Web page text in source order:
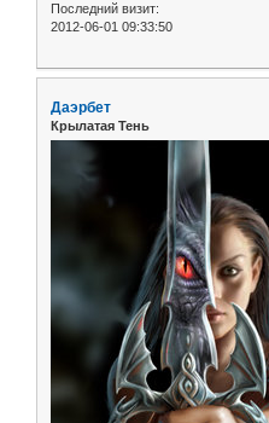
Последний визит:
2012-06-01 09:33:50
Даэрбет
Крылатая Тень